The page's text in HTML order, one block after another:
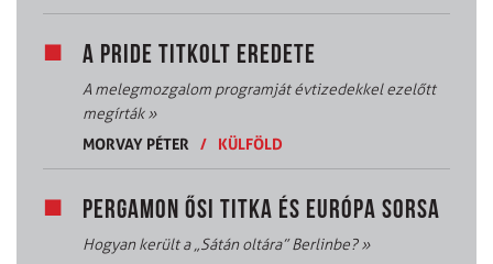
A PRIDE TITKOLT EREDETE
A melegmozgalom programját évtizedekkel ezelőtt
megírták»
MORVAY PÉTER
/ KÜLFÖLD
PERGAMON ŐSI TITKA ÉS EURÓPA SORSA
Hogyan került a „Sátán oltára” Berlinbe?»